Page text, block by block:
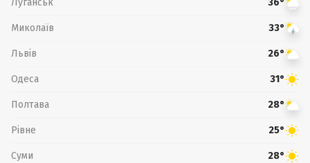
36°
Миколаїв 33°
Львів 26°
Одеса 31°
Полтава 28°
Рівне 25°
Суми 28°